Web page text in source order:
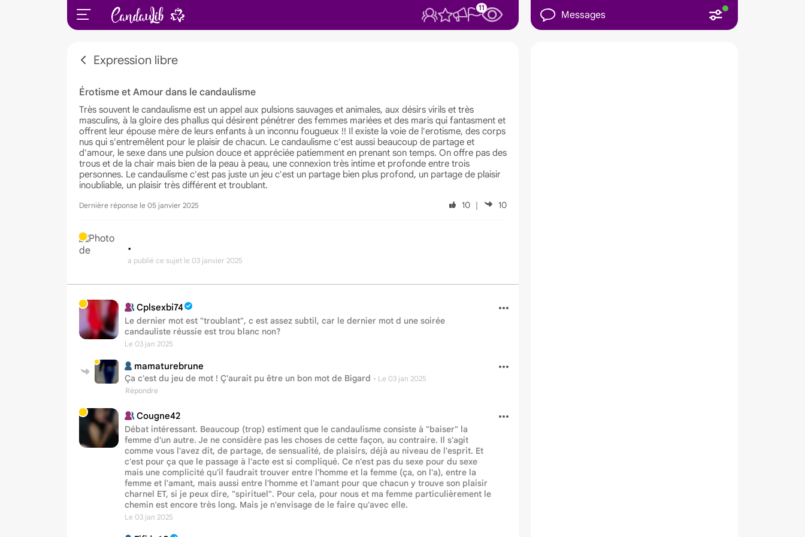
11
Messages
Expression libre
Érotisme et Amour dans le candaulisme
Très souvent le candaulisme est un appel aux pulsions sauvages et animales, aux désirs virils et très
masculins, à la gloire des phallus qui désirent pénétrer des femmes mariées et des maris qui fantasment et
offrent leur épouse mère de leurs enfants à un inconnu fougueux !! Il existe la voie de l'erotisme, des corps
nus qui s'entremêlent pour le plaisir de chacun. Le candaulisme c'est aussi beaucoup de partage et
d'amour, le sexe dans une pulsion douce et appréciée patiemment en prenant son temps. On offre pas des
trous et de la chair mais bien de la peau à peau, une connexion très intime et profonde entre trois
personnes. Le candaulisme c'est pas juste un jeu c'est un partage bien plus profond, un partage de plaisir
inoubliable, un plaisir très différent et troublant.
Dernière réponse le 05 janvier 2025 10 ｜ 10
•
a publié ce sujet le 03 janvier 2025
Cplsexbi74
Le dernier mot est "troublant", c est assez subtil, car le dernier mot d une soirée
candauliste réussie est trou blanc non?
Le 03 jan 2025
mamaturebrune
Ça c'est du jeu de mot ! Ç'aurait pu être un bon mot de Bigard • Le 03 jan 2025
Répondre
Cougne42
Débat intéressant. Beaucoup (trop) estiment que le candaulisme consiste à "baiser" la
femme d'un autre. Je ne considère pas les choses de cette façon, au contraire. Il s'agit
comme vous l'avez dit, de partage, de sensualité, de plaisirs, déjà au niveau de l'esprit. Et
c'est pour ça que le passage à l'acte est si compliqué. Ce n'est pas du sexe pour du sexe
mais une complicité qu'il faudrait trouver entre l'homme et la femme (ça, on l'a), entre la
femme et l'amant, mais aussi entre l'homme et l'amant pour que chacun y trouve son plaisir
charnel ET, si je peux dire, "spirituel". Pour cela, pour nous et ma femme particulièrement le
chemin est encore très long. Mais je n'envisage de le faire qu'avec elle.
Le 03 jan 2025